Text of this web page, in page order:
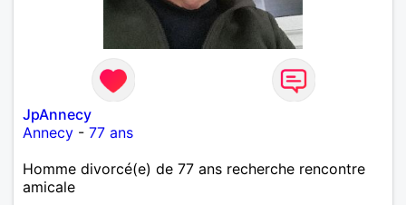
JpAnnecy
Annecy - 77 ans
Homme divorcé(e) de 77 ans recherche rencontre
amicale